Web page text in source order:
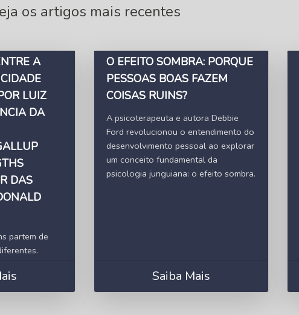
os artigos mais recentes
A
LUIZ
DA
DAS
partem de
O EFEITO SOMBRA: PORQUE
PESSOAS BOAS FAZEM
COISAS RUINS?
A psicoterapeuta e autora Debbie
Ford revolucionou o entendimento do
desenvolvimento pessoal ao explorar
um conceito fundamental da
psicologia junguiana: o efeito sombra.
Saiba Mais